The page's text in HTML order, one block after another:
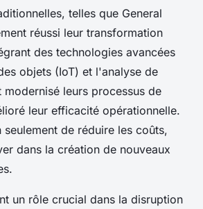
telles que General
réussi leur transformation
des technologies avancées
objets (IoT) et l'analyse de
modernisé leurs processus de
leur efficacité opérationnelle.
seulement de réduire les coûts,
dans la création de nouveaux
un rôle crucial dans la disruption